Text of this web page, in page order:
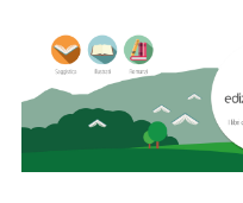
content